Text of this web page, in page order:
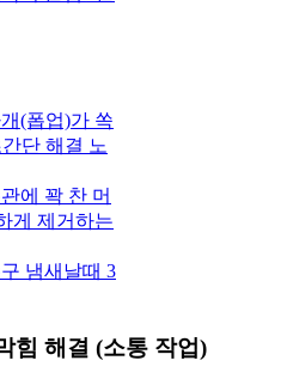
(폽업)가 쏙
단 해결 노
에 꽉 찬 머
게 제거하는
냄새날때 3
힘 해결 (소통 작업)